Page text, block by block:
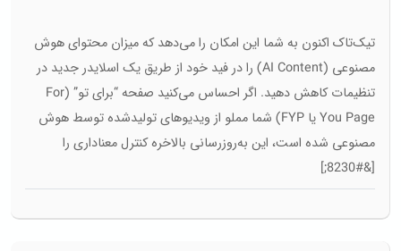
تیک‌تاک اکنون به شما این امکان را می‌دهد که میزان محتوای هوش
مصنوعی (AI Content) را در فید خود از طریق یک اسلایدر جدید در
تنظیمات کاهش دهید. اگر احساس می‌کنید صفحه “برای تو” (For
You Page یا FYP) شما مملو از ویدیوهای تولیدشده توسط هوش
مصنوعی شده است، این به‌روزرسانی بالاخره کنترل معناداری را
[&#8230;]